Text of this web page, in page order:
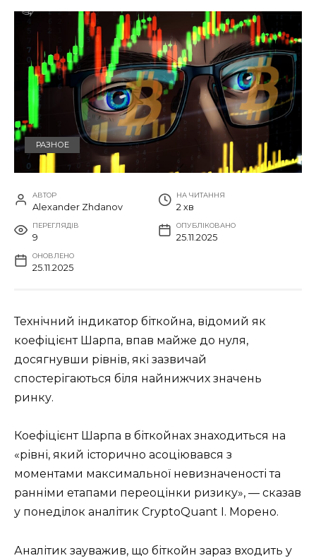
РАЗНОЕ
АВТОР
Alexander Zhdanov
НА ЧИТАННЯ
2 хв
ПЕРЕГЛЯДІВ
9
ОПУБЛІКОВАНО
25.11.2025
ОНОВЛЕНО
25.11.2025
Технічний індикатор біткойна, відомий як
коефіцієнт Шарпа, впав майже до нуля,
досягнувши рівнів, які зазвичай
спостерігаються біля найнижчих значень
ринку.
Коефіцієнт Шарпа в біткойнах знаходиться на
«рівні, який історично асоціювався з
моментами максимальної невизначеності та
ранніми етапами переоцінки ризику», — сказав
у понеділок аналітик CryptoQuant І. Морено.
Аналітик зауважив, що біткойн зараз входить у